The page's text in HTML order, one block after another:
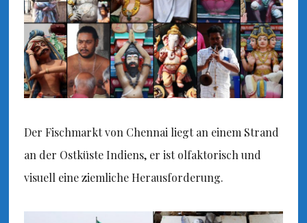
Der Fischmarkt von Chennai liegt an einem Strand
an der Ostküste Indiens, er ist olfaktorisch und
visuell eine ziemliche Herausforderung.